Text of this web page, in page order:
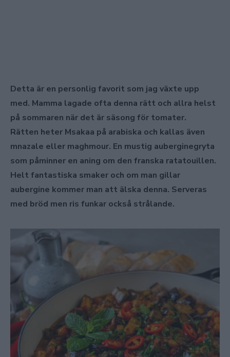
Detta är en personlig favorit som jag växte upp
med. Mamma lagade ofta denna rätt och allra helst
på sommaren när det är säsong för tomater.
Rätten heter Msakaa på arabiska och kallas även
mnazale eller maghmour. En mustig auberginegryta
som påminner en aning om den franska ratatouillen.
Helt fantastiska smaker och om man gillar
aubergine kommer man att älska denna. Serveras
med bröd men ris funkar också strålande.